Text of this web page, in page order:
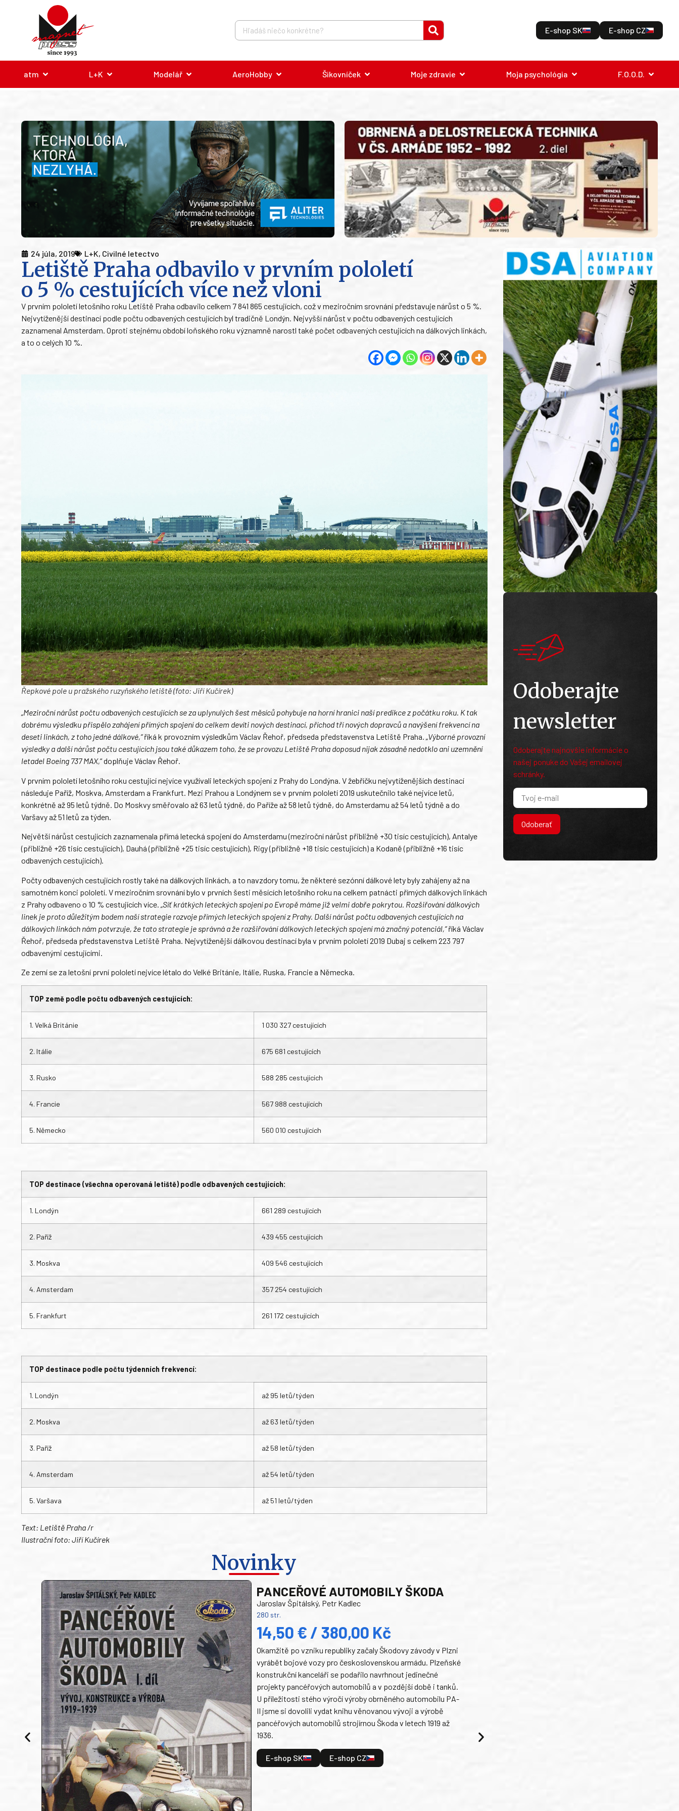
E-shop SK E-shop CZ
atm L+K Modelář AeroHobby Šikovníček Moje zdravie Moja psychológia F.O.O.D.
24 júla, 2019 L+K, Civilné letectvo
Letiště Praha odbavilo v prvním pololetí
o 5 % cestujících více než vloni
V prvním pololetí letošního roku Letiště Praha odbavilo celkem 7 841 865 cestujících, což v meziročním srovnání představuje nárůst o 5 %.
Nejvytíženější destinací podle počtu odbavených cestujících byl tradičně Londýn. Nejvyšší nárůst v počtu odbavených cestujících
zaznamenal Amsterdam. Oproti stejnému období loňského roku významně narostl také počet odbavených cestujících na dálkových linkách,
a to o celých 10 %.
Řepkové pole u pražského ruzyňského letiště (foto: Jiří Kučírek)
„Meziroční nárůst počtu odbavených cestujících se za uplynulých šest měsíců pohybuje na horní hranici naší predikce z počátku roku. K tak
dobrému výsledku přispělo zahájení přímých spojení do celkem devíti nových destinací, příchod tří nových dopravců a navýšení frekvencí na
deseti linkách, z toho jedné dálkové,“říká k provozním výsledkům Václav Řehoř, předseda představenstva Letiště Praha. „Výborné provozní
výsledky a další nárůst počtu cestujících jsou také důkazem toho, že se provozu Letiště Praha doposud nijak zásadně nedotklo ani uzemnění
letadel Boeing 737 MAX,“ doplňuje Václav Řehoř.
V prvním pololetí letošního roku cestující nejvíce využívali leteckých spojení z Prahy do Londýna. V žebříčku nejvytíženějších destinací
následuje Paříž, Moskva, Amsterdam a Frankfurt. Mezi Prahou a Londýnem se v prvním pololetí 2019 uskutečnilo také nejvíce letů,
konkrétně až 95 letů týdně. Do Moskvy směřovalo až 63 letů týdně, do Paříže až 58 letů týdně, do Amsterdamu až 54 letů týdně a do
Varšavy až 51 letů za týden.
Největší nárůst cestujících zaznamenala přímá letecká spojení do Amsterdamu (meziroční nárůst přibližně +30 tisíc cestujících), Antalye
(přibližně +26 tisíc cestujících), Dauhá (přibližně +25 tisíc cestujících), Rigy (přibližně +18 tisíc cestujících) a Kodaně (přibližně +16 tisíc
odbavených cestujících).
Počty odbavených cestujících rostly také na dálkových linkách, a to navzdory tomu, že některé sezónní dálkové lety byly zahájeny až na
samotném konci pololetí. V meziročním srovnání bylo v prvních šesti měsících letošního roku na celkem patnácti přímých dálkových linkách
z Prahy odbaveno o 10 % cestujících více. „Síť krátkých leteckých spojení po Evropě máme již velmi dobře pokrytou. Rozšiřování dálkových
linek je proto důležitým bodem naší strategie rozvoje přímých leteckých spojení z Prahy. Další nárůst počtu odbavených cestujících na
dálkových linkách nám potvrzuje, že tato strategie je správná a že rozšiřování dálkových leteckých spojení má značný potenciál,“říká Václav
Řehoř, předseda představenstva Letiště Praha. Nejvytíženější dálkovou destinací byla v prvním pololetí 2019 Dubaj s celkem 223 797
odbavenými cestujícími.
Ze zemí se za letošní první pololetí nejvíce létalo do Velké Británie, Itálie, Ruska, Francie a Německa.
TOP země podle počtu odbavených cestujících:
1. Velká Británie 1 030 327 cestujících
2. Itálie 675 681 cestujících
3. Rusko 588 285 cestujících
4. Francie 567 988 cestujících
5. Německo 560 010 cestujících
TOP destinace (všechna operovaná letiště) podle odbavených cestujících:
1. Londýn 661 289 cestujících
2. Paříž 439 455 cestujících
3. Moskva 409 546 cestujících
4. Amsterdam 357 254 cestujících
5. Frankfurt 261 172 cestujících
TOP destinace podle počtu týdenních frekvencí:
1. Londýn až 95 letů/týden
2. Moskva až 63 letů/týden
3. Paříž až 58 letů/týden
4. Amsterdam až 54 letů/týden
5. Varšava až 51 letů/týden
Text: Letiště Praha /r
Ilustrační foto: Jiří Kučírek
Novinky
PANCEŘOVÉ AUTOMOBILY ŠKODA
Jaroslav Špitálský, Petr Kadlec
280 str.
14,50 € / 380,00 Kč
Okamžitě po vzniku republiky začaly Škodovy závody v Plzni
vyrábět bojové vozy pro československou armádu. Plzeňské
konstrukční kanceláři se podařilo navrhnout jedinečné
projekty pancéřových automobilů a v pozdější době i tanků.
U příležitosti stého výročí výroby obrněného automobilu PA-
II jsme si dovolili vydat knihu věnovanou vývoji a výrobě
pancéřových automobilů strojírnou Škoda v letech 1919 až
1936.
E-shop SK E-shop CZ
Odoberajte
newsletter
Odoberajte najnovšie informácie o
našej ponuke do Vašej emailovej
schránky.
Odoberať